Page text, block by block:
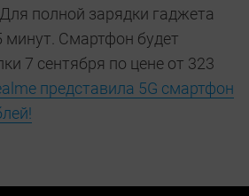
полной зарядки гаджета
минут. Смартфон будет
7 сентября по цене от 323
представила 5G смартфон